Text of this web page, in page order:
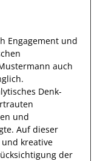
Engagement und
auch
Denk-
und
Auf dieser
und kreative
der